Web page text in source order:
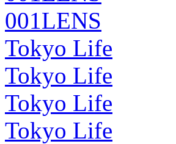
001LENS
Tokyo Life
Tokyo Life
Tokyo Life
Tokyo Life